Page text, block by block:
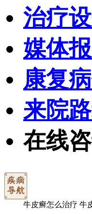
治疗
媒体
康复
来院
在线
牛皮癣怎么治疗 牛